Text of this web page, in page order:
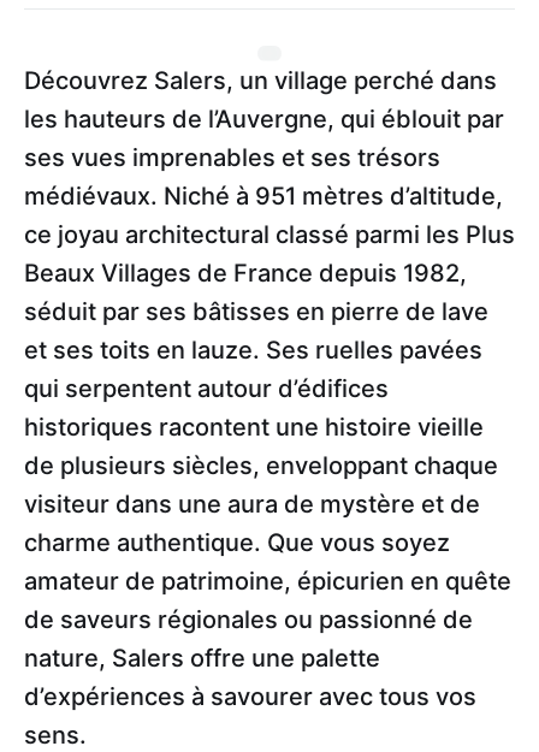
Découvrez Salers, un village perché dans
les hauteurs de l’Auvergne, qui éblouit par
ses vues imprenables et ses trésors
médiévaux. Niché à 951 mètres d’altitude,
ce joyau architectural classé parmi les Plus
Beaux Villages de France depuis 1982,
séduit par ses bâtisses en pierre de lave
et ses toits en lauze. Ses ruelles pavées
qui serpentent autour d’édifices
historiques racontent une histoire vieille
de plusieurs siècles, enveloppant chaque
visiteur dans une aura de mystère et de
charme authentique. Que vous soyez
amateur de patrimoine, épicurien en quête
de saveurs régionales ou passionné de
nature, Salers offre une palette
d’expériences à savourer avec tous vos
sens.